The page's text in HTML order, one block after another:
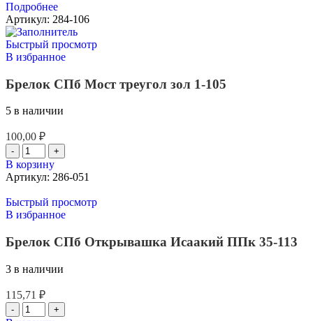
Подробнее
Артикул: 284-106
Быстрый просмотр
В избранное
Брелок СПб Мост треугол зол 1-105
5 в наличии
100,00 ₽
В корзину
Артикул: 286-051
Быстрый просмотр
В избранное
Брелок СПб Открывашка Исаакий ППк 35-113
3 в наличии
115,71 ₽